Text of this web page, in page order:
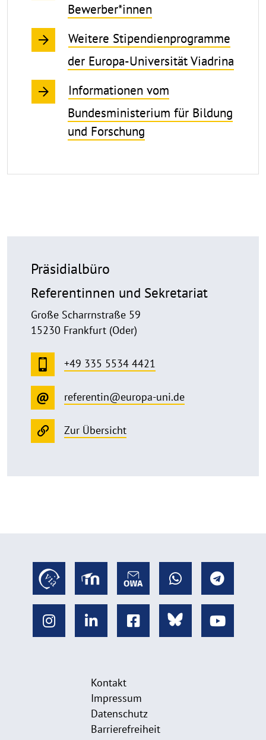
Bewerber*innen
Weitere Stipendienprogramme
der Europa-Universität Viadrina
Informationen vom
Bundesministerium für Bildung
und Forschung
Präsidialbüro
Referentinnen und Sekretariat
Große Scharrnstraße 59
15230 Frankfurt (Oder)
+49 335 5534 4421
referentin@europa-uni.de
Zur Übersicht
Kontakt
Impressum
Datenschutz
Barrierefreiheit